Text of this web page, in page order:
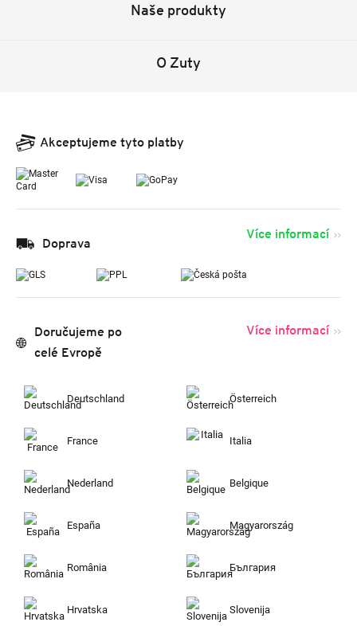
Naše produkty
O Zuty
Akceptujeme tyto platby
Doprava
Více informací
Doručujeme po
celé Evropě
Více informací
Deutschland Österreich
France Italia
Nederland Belgique
España Magyarország
România България
Hrvatska Slovenija